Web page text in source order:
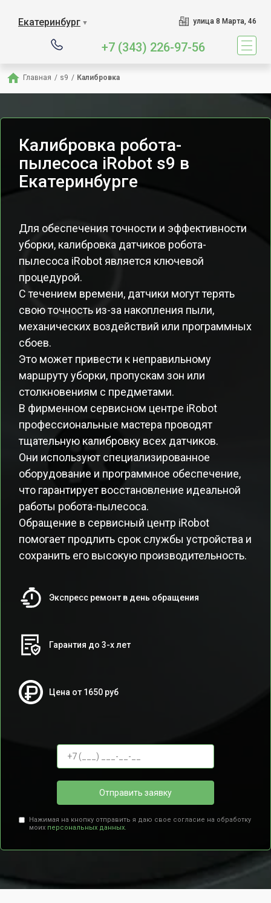
Екатеринбург ▼ улица 8 Марта, 46
+7 (343) 226-97-56
Главная / s9 / Калибровка
Калибровка робота-
пылесоса iRobot s9 в
Екатеринбурге
Для обеспечения точности и эффективности
уборки, калибровка датчиков робота-
пылесоса iRobot является ключевой
процедурой.
С течением времени, датчики могут терять
свою точность из-за накопления пыли,
механических воздействий или программных
сбоев.
Это может привести к неправильному
маршруту уборки, пропускам зон или
столкновениям с предметами.
В фирменном сервисном центре iRobot
профессиональные мастера проводят
тщательную калибровку всех датчиков.
Они используют специализированное
оборудование и программное обеспечение,
что гарантирует восстановление идеальной
работы робота-пылесоса.
Обращение в сервисный центр iRobot
помогает продлить срок службы устройства и
сохранить его высокую производительность.
Экспресс ремонт в день обращения
Гарантия до 3-х лет
Цена от 1650 руб
Отправить заявку
Нажимая на кнопку отправить я даю свое согласие на обработку
моих персональных данных.